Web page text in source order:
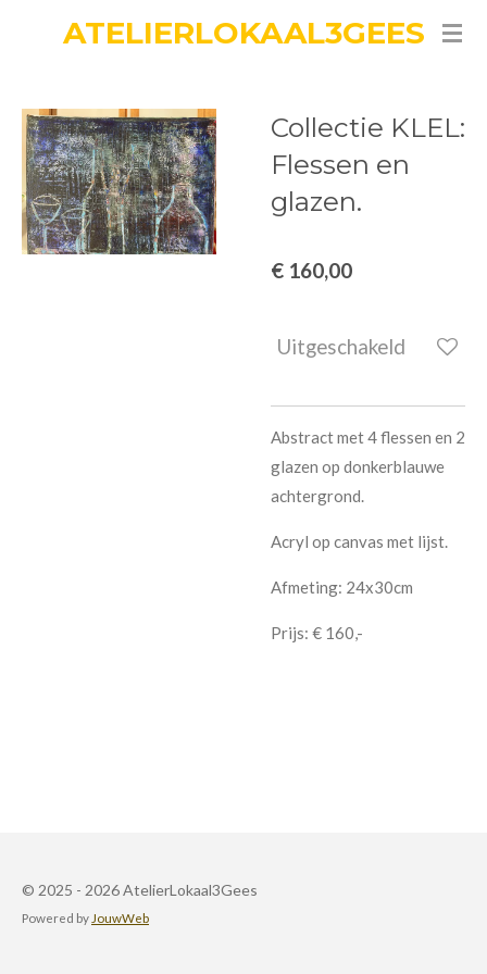
de
hoofdinhoud
ATELIERLOKAAL3GEES
Collectie KLEL:
Flessen en
glazen.
€ 160,00
Uitgeschakeld
Abstract met 4 flessen en 2
glazen op donkerblauwe
achtergrond.
Acryl op canvas met lijst.
Afmeting: 24x30cm
Prijs: € 160,-
© 2025 - 2026 AtelierLokaal3Gees
Powered by JouwWeb